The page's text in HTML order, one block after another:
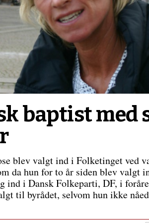
baptist med
blev valgt ind i Folketinget ved
da hun for to år siden blev valgt
ind i Dansk Folkeparti, DF, i
til byrådet, selvom hun ikke